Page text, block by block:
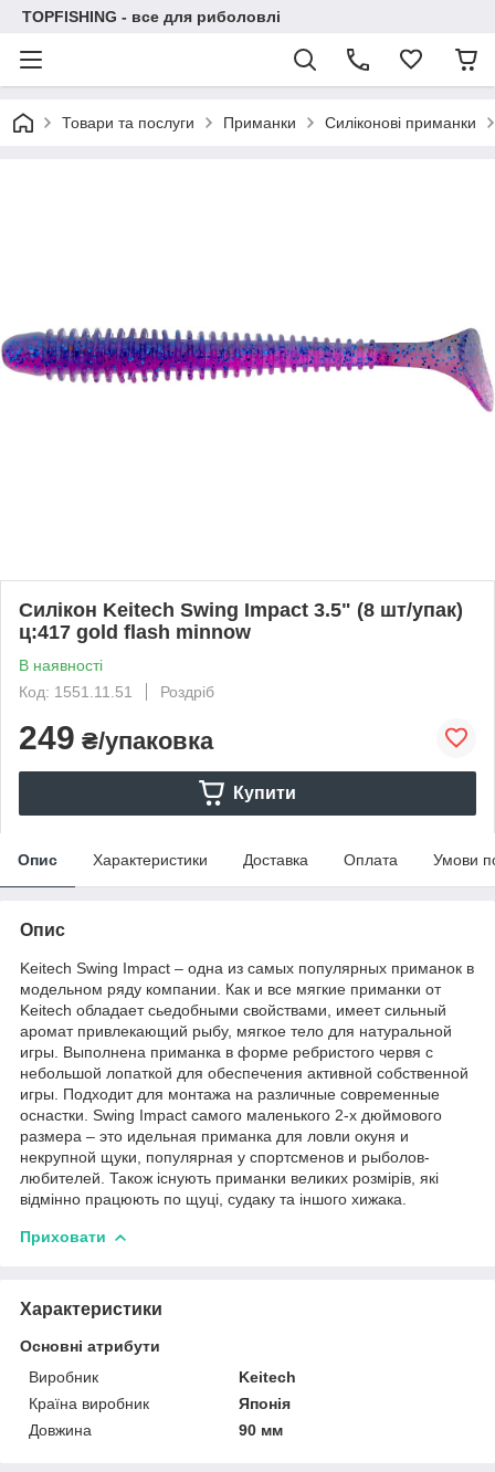
TOPFISHING - все для риболовлі
Товари та послуги Приманки Силіконові приманки
Силікон Keitech Swing Impact 3.5" (8 шт/упак)
ц:417 gold flash minnow
В наявності
Код: 1551.11.51
Роздріб
249 ₴/упаковка
Купити
Опис Характеристики Доставка Оплата Умови
Опис
Keitech Swing Impact – одна из самых популярных приманок в
модельном ряду компании. Как и все мягкие приманки от
Keitech обладает сьедобными свойствами, имеет сильный
аромат привлекающий рыбу, мягкое тело для натуральной
игры. Выполнена приманка в форме ребристого червя с
небольшой лопаткой для обеспечения активной собственной
игры. Подходит для монтажа на различные современные
оснастки. Swing Impact самого маленького 2-х дюймового
размера – это идельная приманка для ловли окуня и
некрупной щуки, популярная у спортсменов и рыболов-
любителей. Також існують приманки великих розмірів, які
відмінно працюють по щуці, судаку та іншого хижака.
Приховати
Характеристики
Основні атрибути
Виробник
Keitech
Країна виробник
Японія
Довжина
90 мм